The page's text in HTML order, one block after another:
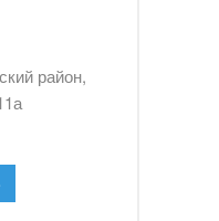
район,